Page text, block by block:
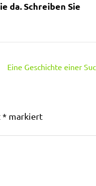
da. Schreiben Sie
Eine Geschichte einer
* markiert